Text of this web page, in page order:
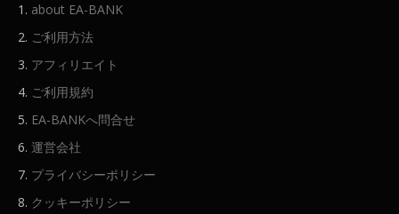
about EA-BANK
ご利用方法
アフィリエイト
ご利用規約
EA-BANKへ問合せ
運営会社
プライバシーポリシー
クッキーポリシー